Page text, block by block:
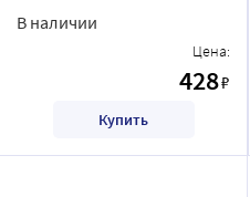
В наличии
Цена:
428₽
Купить